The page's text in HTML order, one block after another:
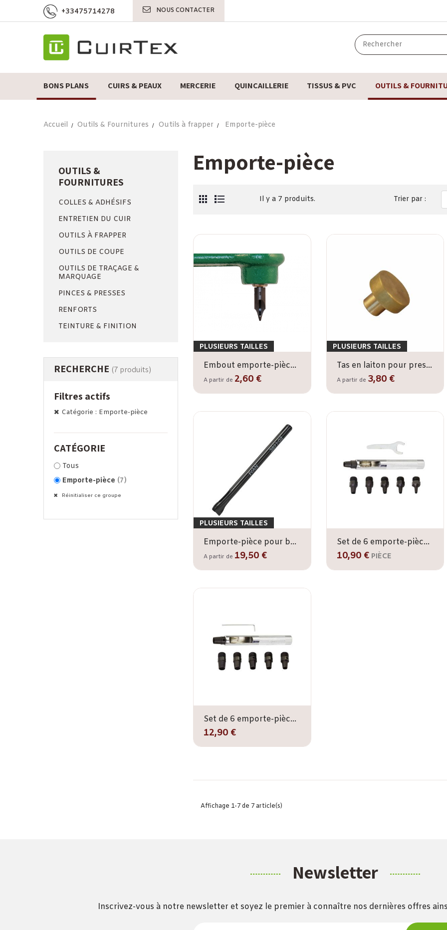
+33475714278 NOUS CONTACTER
BONS PLANS CUIRS & PEAUX MERCERIE QUINCAILLERIE TISSUS & PVC OUTILS &
Accueil Outils & Fournitures Outils à frapper Emporte-pièce
OUTILS &
FOURNITURES
COLLES & ADHÉSIFS
ENTRETIEN DU CUIR
OUTILS À FRAPPER
OUTILS DE COUPE
OUTILS DE TRAÇAGE &
MARQUAGE
PINCES & PRESSES
RENFORTS
TEINTURE & FINITION
RECHERCHE (7 produits)
Filtres actifs
Catégorie : Emporte-pièce
CATÉGORIE
Tous
Emporte-pièce (7)
Réinitialiser ce groupe
Emporte-pièce
Il y a 7 produits. Trier par :
PLUSIEURS TAILLES
Embout emporte-pièce pour presse
A partir de 2,60 €
PLUSIEURS TAILLES
Tas en laiton pour presse
A partir de 3,80 €
PLUSIEURS TAILLES
Emporte-pièce pour bouton de col IVAN
A partir de 19,50 €
Set de 6 emporte-pièces ronds IVAN 2-5 mm
10,90 € PIÈCE
Set de 6 emporte-pièces ronds IVAN 5-8 mm
12,90 €
Affichage 1-7 de 7 article(s)
Newsletter
Inscrivez-vous à notre newsletter et soyez le premier à connaître nos dernières offres